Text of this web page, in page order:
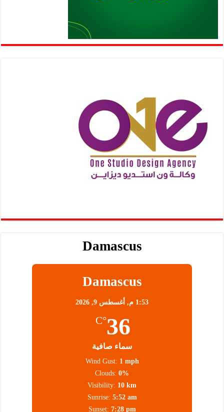
Damascus
Damascus
1:53 م, أغسطس 9, 2026
36
°C
سماء صافية
Wind Gust: 1 mph
Clouds: 0%
Visibility: 10 km
Sunrise: 5:52 am
Sunset: 7:28 pm